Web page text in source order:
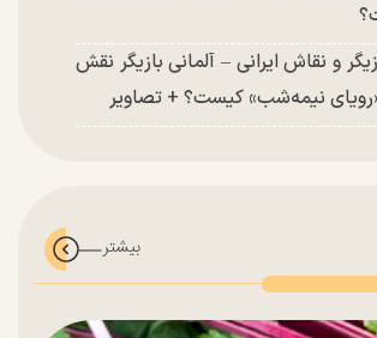
و نقاش ایرانی – آلمانی بازیگر نقش
نیمه‌شب» کیست؟ + تصاویر